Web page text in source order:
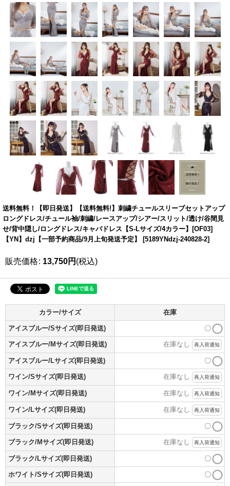
送料無料！【即日発送】【送料無料!】刺繍チュールスリーブセットアップ
ロングドレス/チュール袖/刺繍/レースアップ/シアー/スリット/透け/谷間見
せ/背中隠し/ロングドレス/キャバドレス【S-Lサイズ/4カラー】[OF03]
【YN】dzj【一部予約商品/9月上旬発送予定】
[5189YNdzj-240828-2]
販売価格: 13,750円 (税込)
カラー/サイズ 在庫
アイスブルー/Sサイズ(即日発送) 〇
アイスブルー/Mサイズ(即日発送) 在庫なし 再入荷通知
アイスブルー/Lサイズ(即日発送) 〇
ワイン/Sサイズ(即日発送) 在庫なし 再入荷通知
ワイン/Mサイズ(即日発送) 在庫なし 再入荷通知
ワイン/Lサイズ(即日発送) 在庫なし 再入荷通知
ブラック/Sサイズ(即日発送) 〇
ブラック/Mサイズ(即日発送) 在庫なし 再入荷通知
ブラック/Lサイズ(即日発送) 〇
ホワイト/Sサイズ(即日発送) 〇